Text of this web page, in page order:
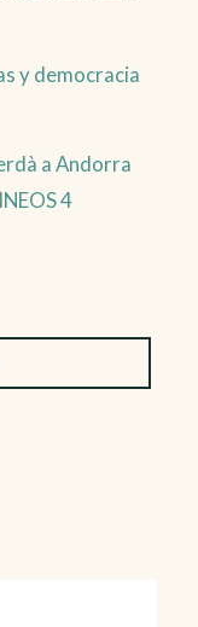
y democracia
a Andorra
4